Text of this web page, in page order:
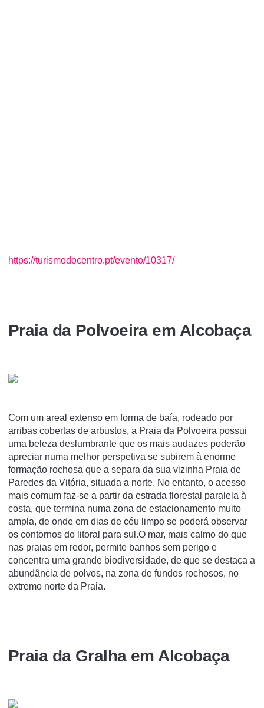
https://turismodocentro.pt/evento/10317/
Praia da Polvoeira em Alcobaça
Com um areal extenso em forma de baía, rodeado por
arribas cobertas de arbustos, a Praia da Polvoeira possui
uma beleza deslumbrante que os mais audazes poderão
apreciar numa melhor perspetiva se subirem à enorme
formação rochosa que a separa da sua vizinha Praia de
Paredes da Vitória, situada a norte. No entanto, o acesso
mais comum faz-se a partir da estrada florestal paralela à
costa, que termina numa zona de estacionamento muito
ampla, de onde em dias de céu limpo se poderá observar
os contornos do litoral para sul.O mar, mais calmo do que
nas praias em redor, permite banhos sem perigo e
concentra uma grande biodiversidade, de que se destaca a
abundância de polvos, na zona de fundos rochosos, no
extremo norte da Praia.
Praia da Gralha em Alcobaça